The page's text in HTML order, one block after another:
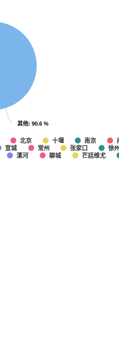
其他: 90.6 %
其他: 90.6 %
北京 十堰 南京
宣城 常州 张家口 徐州
漯河 聊城 芒廷维尤